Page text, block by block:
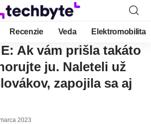
Recenzie Veda Elektromobilita
Ak vám prišla takáto
ju. Naleteli už
zapojila sa aj
2023